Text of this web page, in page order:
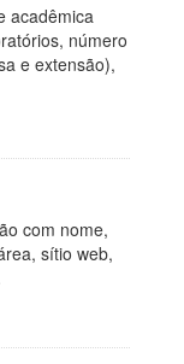
acadêmica
número
e extensão),
com nome,
sítio web,